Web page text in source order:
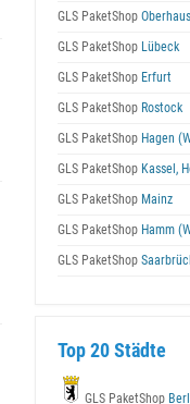
GLS PaketShop
GLS PaketShop Lübeck
GLS PaketShop Erfurt
GLS PaketShop Rostock
GLS PaketShop Hagen
GLS PaketShop Kassel,
GLS PaketShop Mainz
GLS PaketShop Hamm
GLS PaketShop
Top 20 Städte
GLS PaketShop